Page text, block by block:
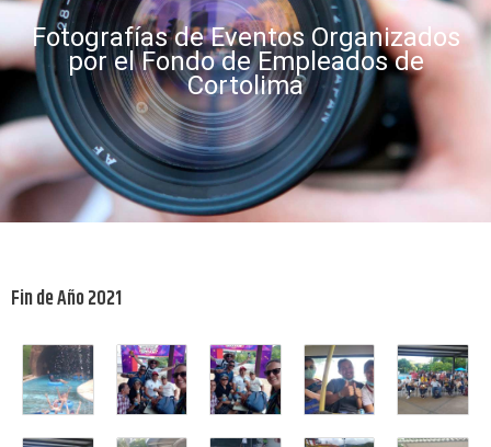
Fotografías de Eventos Organizados
por el Fondo de Empleados de
Cortolima
Fin de Año 2021